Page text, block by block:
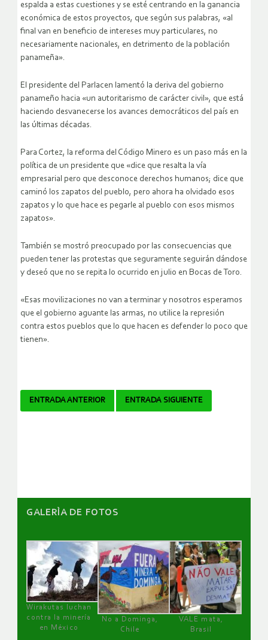
espalda a estas cuestiones y se esté centrando en la ganancia
económica de estos proyectos, que según sus palabras, «al
final van en beneficio de intereses muy particulares, no
necesariamente nacionales, en detrimento de la población
panameña».
El presidente del Parlacen lamentó la deriva del gobierno
panameño hacia «un autoritarismo de carácter civil», que está
haciendo desvanecerse los avances democráticos del país en
las últimas décadas.
Para Cortez, la reforma del Código Minero es un paso más en la
política de un presidente que «dice que resalta la vía
empresarial pero que desconoce derechos humanos; dice que
caminó los zapatos del pueblo, pero ahora ha olvidado esos
zapatos y lo que hace es pegarle al pueblo con esos mismos
zapatos».
También se mostró preocupado por las consecuencias que
pueden tener las protestas que seguramente seguirán dándose
y deseó que no se repita lo ocurrido en julio en Bocas de Toro.
«Esas movilizaciones no van a terminar y nosotros esperamos
que el gobierno aguante las armas, no utilice la represión
contra estos pueblos que lo que hacen es defender lo poco que
tienen».
Navegador
ENTRADA ANTERIOR ENTRADA SIGUIENTE
GALERÌA DE FOTOS
Wirakutas luchan
contra la minería
en México
No a Dominga,
Chile
VALE mata,
Brasil